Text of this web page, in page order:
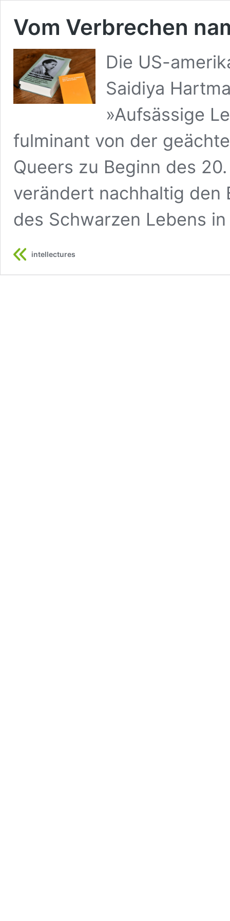
Vom Verbrechen
Die US-
Saidiya
»Aufsässige
fulminant von der
Queers zu Beginn des
verändert nachhaltig den
des Schwarzen Lebens
intellectures